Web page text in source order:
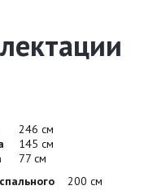
246 см
145 см
77 см
200 см